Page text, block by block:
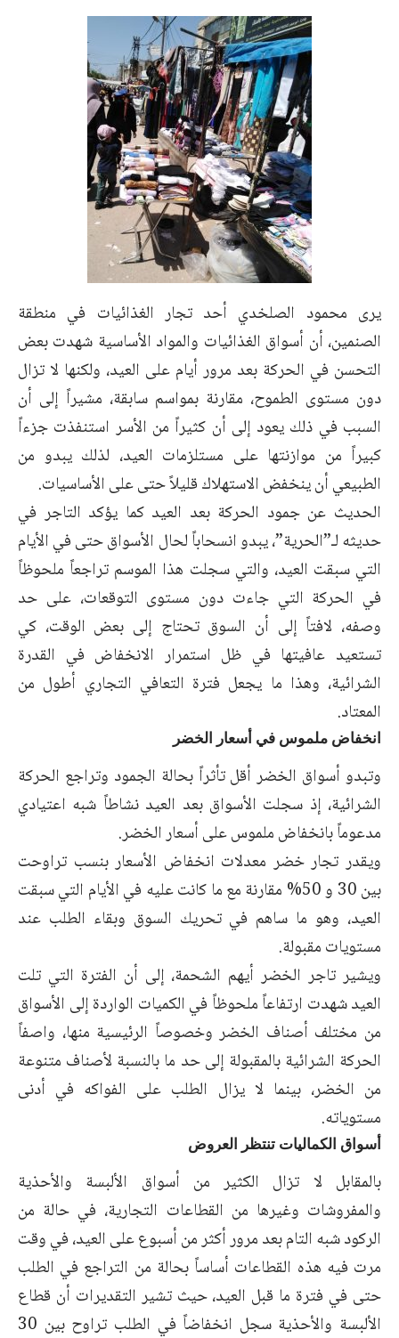
يرى محمود الصلخدي أحد تجار الغذائيات في منطقة
الصنمين، أن أسواق الغذائيات والمواد الأساسية شهدت بعض
التحسن في الحركة بعد مرور أيام على العيد، ولكنها لا تزال
دون مستوى الطموح، مقارنة بمواسم سابقة، مشيراً إلى أن
السبب في ذلك يعود إلى أن كثيراً من الأسر استنفذت جزءاً
كبيراً من موازنتها على مستلزمات العيد، لذلك يبدو من
الطبيعي أن ينخفض الاستهلاك قليلاً حتى على الأساسيات.
الحديث عن جمود الحركة بعد العيد كما يؤكد التاجر في
حديثه لـ”الحرية”، يبدو انسحاباً لحال الأسواق حتى في الأيام
التي سبقت العيد، والتي سجلت هذا الموسم تراجعاً ملحوظاً
في الحركة التي جاءت دون مستوى التوقعات، على حد
وصفه، لافتاً إلى أن السوق تحتاج إلى بعض الوقت، كي
تستعيد عافيتها في ظل استمرار الانخفاض في القدرة
الشرائية، وهذا ما يجعل فترة التعافي التجاري أطول من
المعتاد.
انخفاض ملموس في أسعار الخضر
وتبدو أسواق الخضر أقل تأثراً بحالة الجمود وتراجع الحركة
الشرائية، إذ سجلت الأسواق بعد العيد نشاطاً شبه اعتيادي
مدعوماً بانخفاض ملموس على أسعار الخضر.
ويقدر تجار خضر معدلات انخفاض الأسعار بنسب تراوحت
بين 30 و 50% مقارنة مع ما كانت عليه في الأيام التي سبقت
العيد، وهو ما ساهم في تحريك السوق وبقاء الطلب عند
مستويات مقبولة.
ويشير تاجر الخضر أيهم الشحمة، إلى أن الفترة التي تلت
العيد شهدت ارتفاعاً ملحوظاً في الكميات الواردة إلى الأسواق
من مختلف أصناف الخضر وخصوصاً الرئيسية منها، واصفاً
الحركة الشرائية بالمقبولة إلى حد ما بالنسبة لأصناف متنوعة
من الخضر، بينما لا يزال الطلب على الفواكه في أدنى
مستوياته.
أسواق الكماليات تنتظر العروض
بالمقابل لا تزال الكثير من أسواق الألبسة والأحذية
والمفروشات وغيرها من القطاعات التجارية، في حالة من
الركود شبه التام بعد مرور أكثر من أسبوع على العيد، في وقت
مرت فيه هذه القطاعات أساساً بحالة من التراجع في الطلب
حتى في فترة ما قبل العيد، حيث تشير التقديرات أن قطاع
الألبسة والأحذية سجل انخفاضاً في الطلب تراوح بين 30